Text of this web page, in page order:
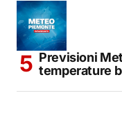
Previsioni
temperature